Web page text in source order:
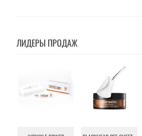
ЛИДЕРЫ ПРОДАЖ